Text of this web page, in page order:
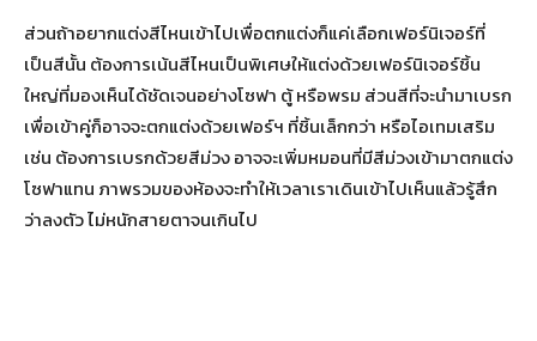
ส่วนถ้าอยากแต่งสีไหนเข้าไปเพื่อตกแต่งก็แค่เลือกเฟอร์นิเจอร์ที่
เป็นสีนั้น ต้องการเน้นสีไหนเป็นพิเศษให้แต่งด้วยเฟอร์นิเจอร์ชิ้น
ใหญ่ที่มองเห็นได้ชัดเจนอย่างโซฟา ตู้ หรือพรม ส่วนสีที่จะนำมาเบรก
เพื่อเข้าคู่ก็อาจจะตกแต่งด้วยเฟอร์ฯ ที่ชิ้นเล็กกว่า หรือไอเทมเสริม
เช่น ต้องการเบรกด้วยสีม่วง อาจจะเพิ่มหมอนที่มีสีม่วงเข้ามาตกแต่ง
โซฟาแทน ภาพรวมของห้องจะทำให้เวลาเราเดินเข้าไปเห็นแล้วรู้สึก
ว่าลงตัว ไม่หนักสายตาจนเกินไป